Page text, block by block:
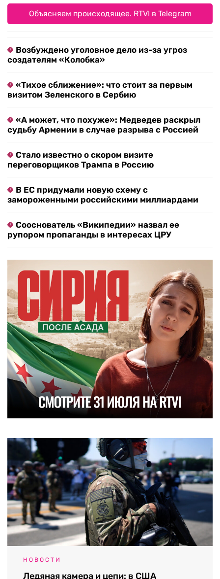
Объясняем происходящее. RTVI в Telegram
Возбуждено уголовное дело из-за угроз
создателям «Колобка»
«Тихое сближение»: что стоит за первым
визитом Зеленского в Сербию
«А может, что похуже»: Медведев раскрыл
судьбу Армении в случае разрыва с Россией
Стало известно о скором визите
переговорщиков Трампа в Россию
В ЕС придумали новую схему с
замороженными российскими миллиардами
Сооснователь «Википедии» назвал ее
рупором пропаганды в интересах ЦРУ
НОВОСТИ
Ледяная камера и цепи: в США